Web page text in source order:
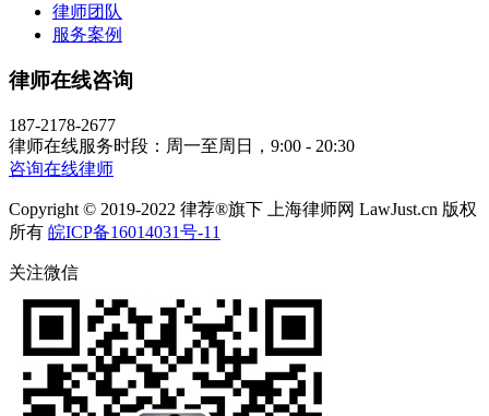
律师团队
服务案例
律师在线咨询
187-2178-2677
律师在线服务时段：周一至周日，9:00 - 20:30
咨询在线律师
Copyright © 2019-2022 律荐®旗下 上海律师网 LawJust.cn 版权
所有 皖ICP备16014031号-11
关注微信